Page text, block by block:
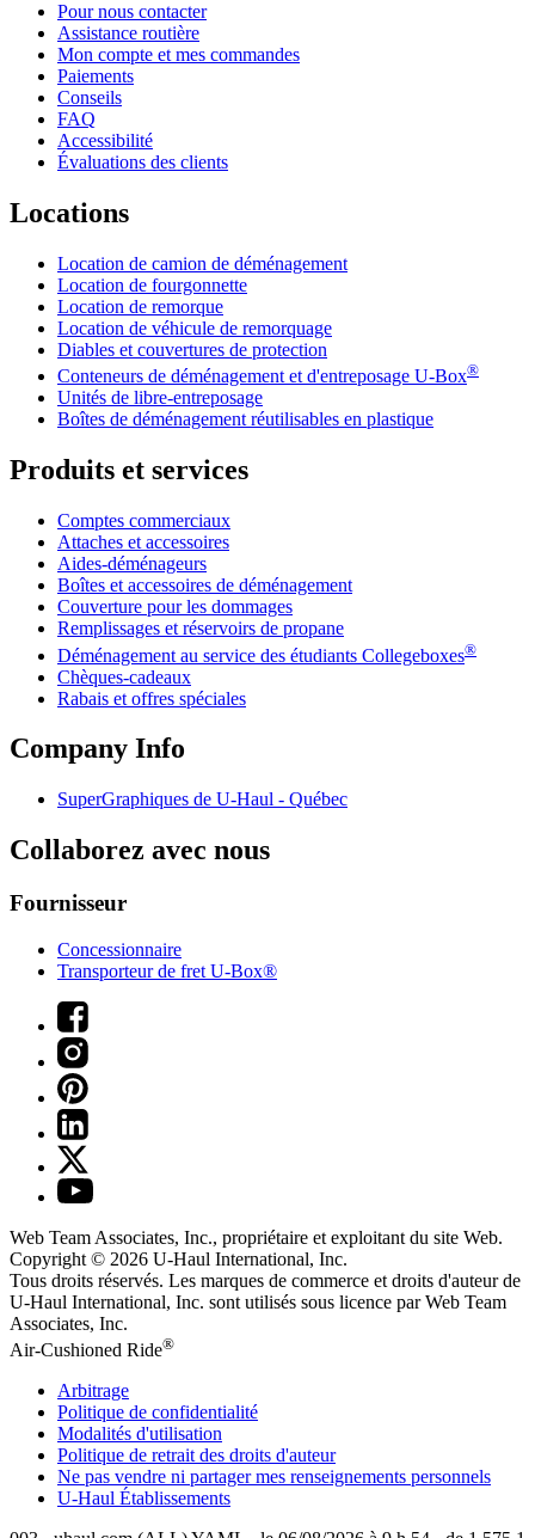
Pour nous contacter
Assistance routière
Mon compte et mes commandes
Paiements
Conseils
FAQ
Accessibilité
Évaluations des clients
Locations
Location de camion de déménagement
Location de fourgonnette
Location de remorque
Location de véhicule de remorquage
Diables et couvertures de protection
Conteneurs de déménagement et d'entreposage U-Box®
Unités de libre-entreposage
Boîtes de déménagement réutilisables en plastique
Produits et services
Comptes commerciaux
Attaches et accessoires
Aides-déménageurs
Boîtes et accessoires de déménagement
Couverture pour les dommages
Remplissages et réservoirs de propane
Déménagement au service des étudiants Collegeboxes®
Chèques-cadeaux
Rabais et offres spéciales
Company Info
SuperGraphiques de U-Haul - Québec
Collaborez avec nous
Fournisseur
Concessionnaire
Transporteur de fret U-Box®
Web Team Associates, Inc., propriétaire et exploitant du site Web.
Copyright © 2026 U-Haul International, Inc.
Tous droits réservés. Les marques de commerce et droits d'auteur de
U-Haul International, Inc. sont utilisés sous licence par Web Team
Associates, Inc.
Air-Cushioned Ride®
Arbitrage
Politique de confidentialité
Modalités d'utilisation
Politique de retrait des droits d'auteur
Ne pas vendre ni partager mes renseignements personnels
U-Haul Établissements